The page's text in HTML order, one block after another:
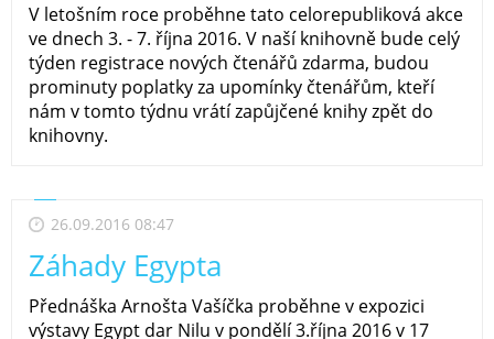
V letošním roce proběhne tato celorepubliková akce
ve dnech 3. - 7. října 2016. V naší knihovně bude celý
týden registrace nových čtenářů zdarma, budou
prominuty poplatky za upomínky čtenářům, kteří
nám v tomto týdnu vrátí zapůjčené knihy zpět do
knihovny.
26.09.2016 08:47
Záhady Egypta
Přednáška Arnošta Vašíčka proběhne v expozici
výstavy Egypt dar Nilu v pondělí 3.října 2016 v 17